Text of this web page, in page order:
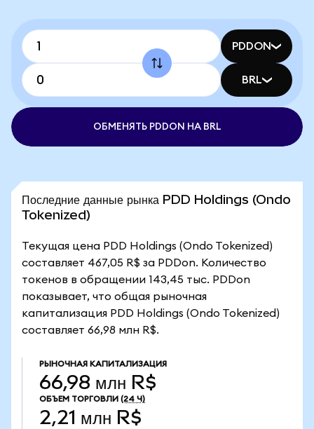
PDDON
BRL
ОБМЕНЯТЬ PDDON НА BRL
Последние данные рынка PDD Holdings (Ondo
Tokenized)
Текущая цена PDD Holdings (Ondo Tokenized)
составляет 467,05 R$ за PDDon. Количество
токенов в обращении 143,45 тыс. PDDon
показывает, что общая рыночная
капитализация PDD Holdings (Ondo Tokenized)
составляет 66,98 млн R$.
РЫНОЧНАЯ КАПИТАЛИЗАЦИЯ
66,98 млн R$
ОБЪЕМ ТОРГОВЛИ (24 Ч)
2,21 млн R$